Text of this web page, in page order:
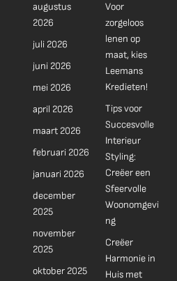
augustus
2026
juli 2026
juni 2026
mei 2026
april 2026
maart 2026
februari 2026
januari 2026
december
2025
november
2025
oktober 2025
Voor
zorgeloos
lenen op
maat, kies
Leemans
Kredieten!
Tips voor
Succesvolle
Interieur
Styling:
Creëer een
Sfeervolle
Woonomgevi
ng
Creëer
Harmonie in
Huis met